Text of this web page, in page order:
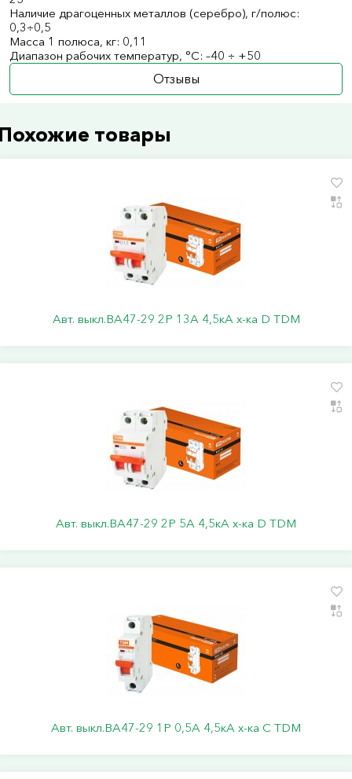
Наличие драгоценных металлов (серебро), г/полюс:
0,3÷0,5
Масса 1 полюса, кг: 0,11
Диапазон рабочих температур, °С: –40 ÷ +50
Отзывы
товары
Авт. выкл.ВА47-29 2Р 13А 4,5кА х-ка D TDM
Авт. выкл.ВА47-29 2Р 5А 4,5кА х-ка D TDM
Авт. выкл.ВА47-29 1Р 0,5А 4,5кА х-ка С TDM